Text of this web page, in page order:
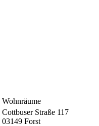
Wohnräume
Cottbuser Straße 117
03149 Forst